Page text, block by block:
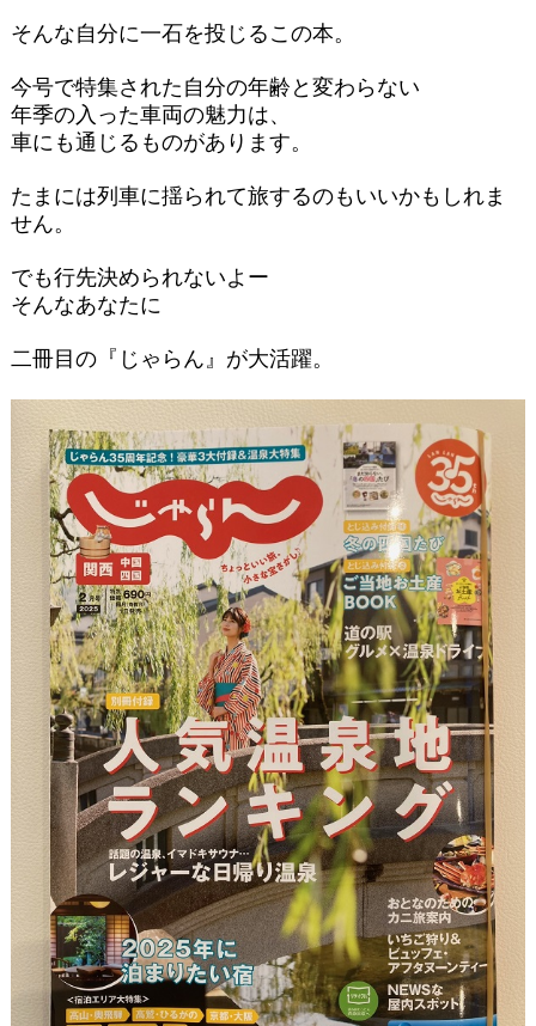
そんな自分に一石を投じるこの本。
今号で特集された自分の年齢と変わらない
年季の入った車両の魅力は、
車にも通じるものがあります。
たまには列車に揺られて旅するのもいいかもしれま
せん。
でも行先決められないよー
そんなあなたに
二冊目の『じゃらん』が大活躍。